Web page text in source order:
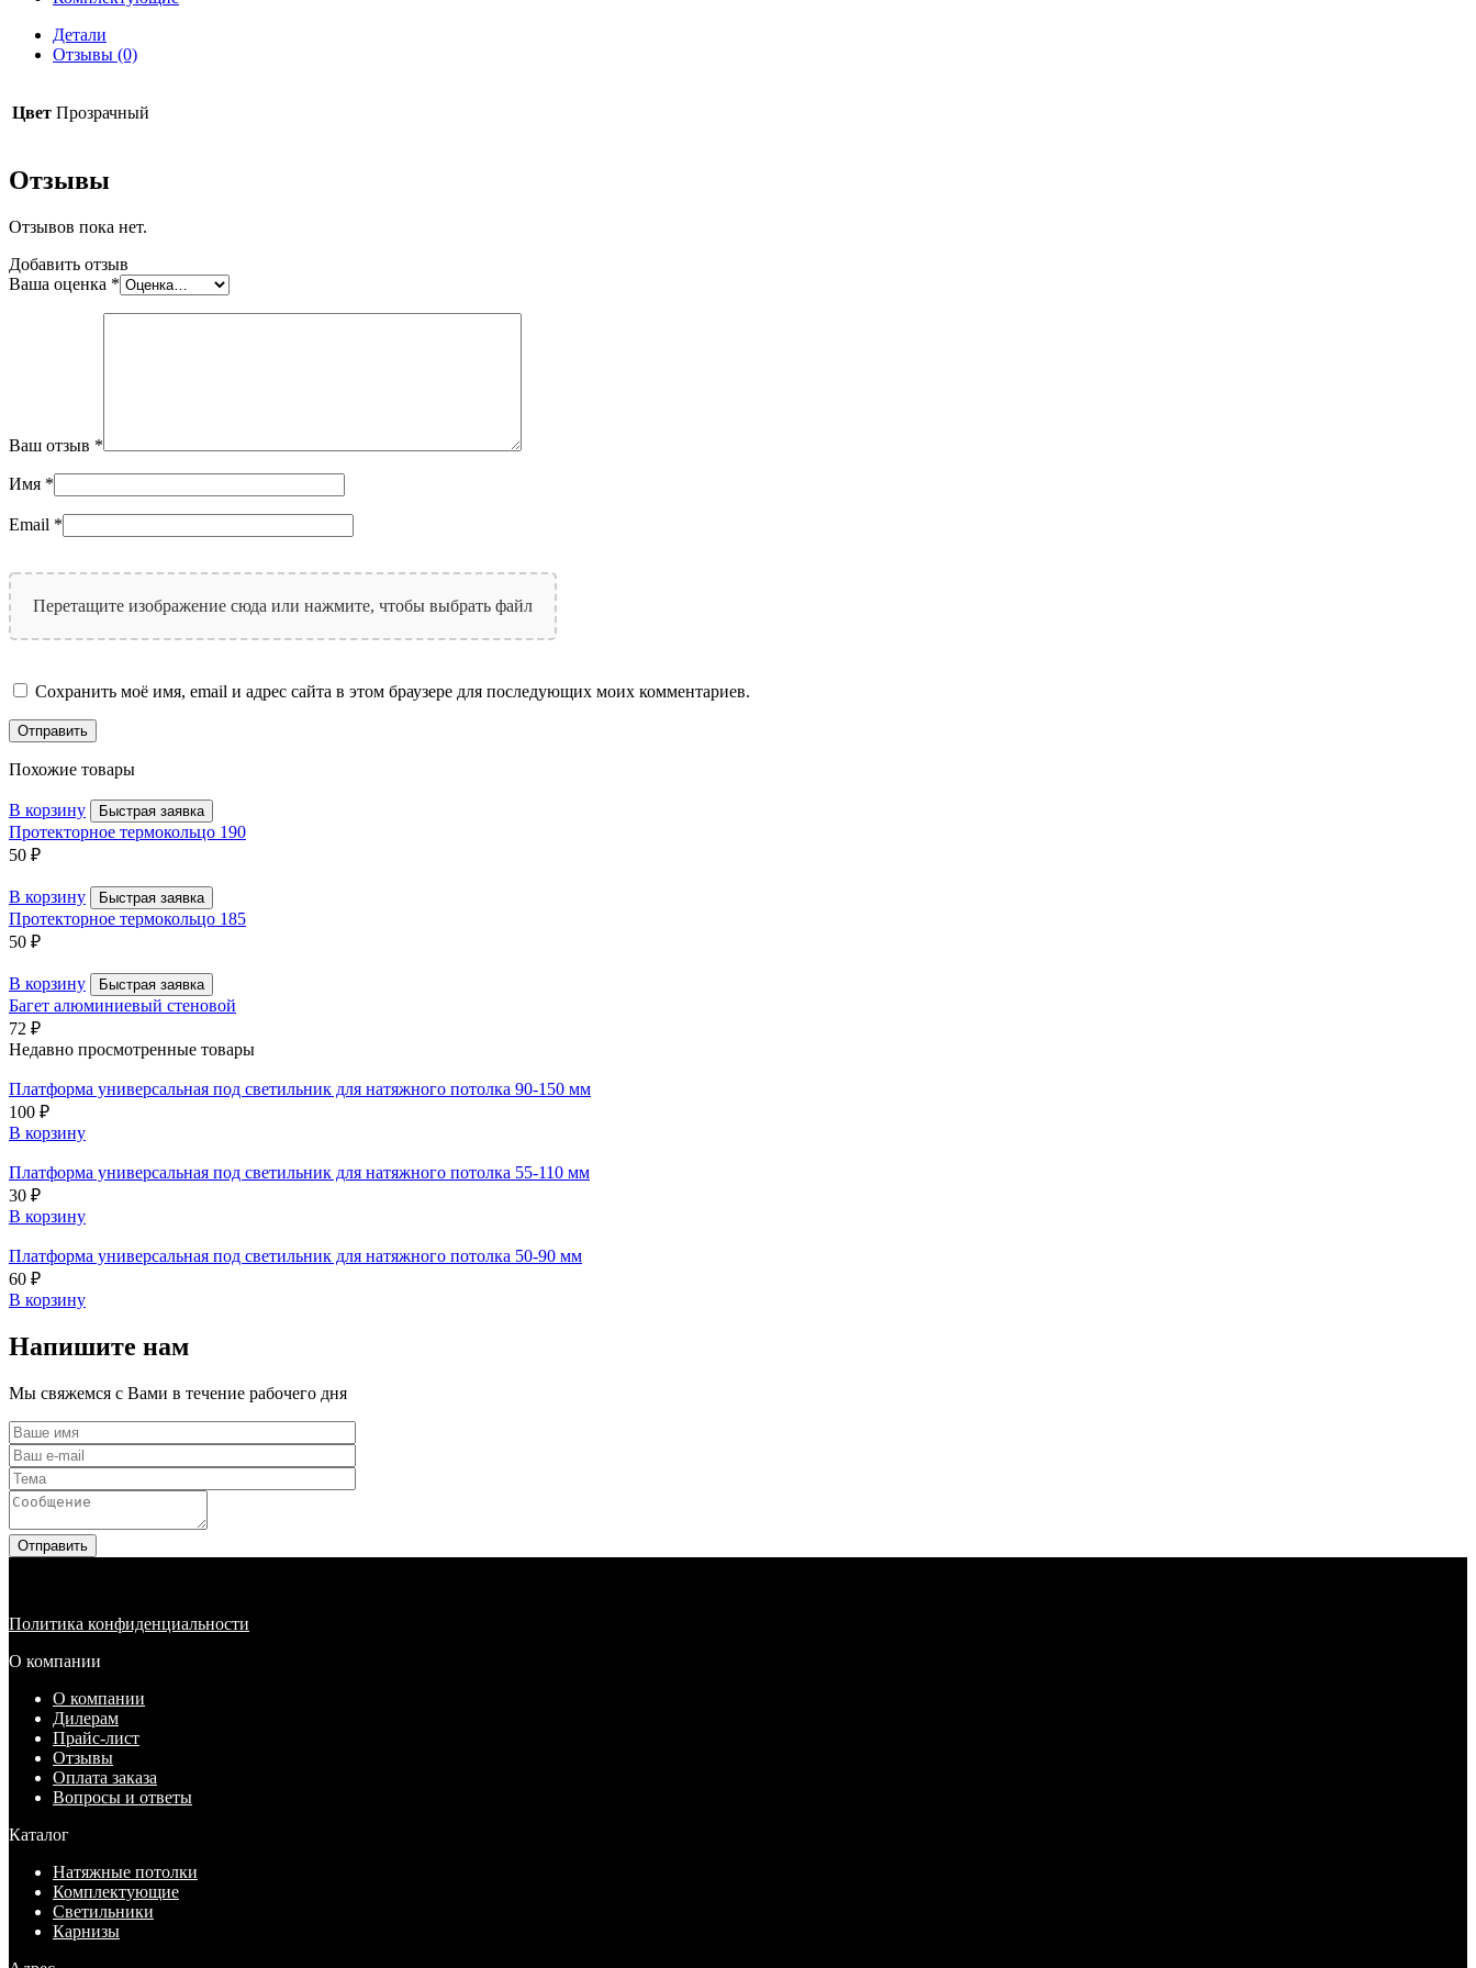
Детали
Отзывы (0)
Цвет Прозрачный
Отзывы
Отзывов пока нет.
Добавить отзыв
Ваша оценка *
Ваш отзыв *
Имя *
Email *
Перетащите изображение сюда или нажмите, чтобы выбрать файл
Сохранить моё имя, email и адрес сайта в этом браузере для последующих моих комментариев.
Похожие товары
В корзину Быстрая заявка
Протекторное термокольцо 190
50 ₽
В корзину Быстрая заявка
Протекторное термокольцо 185
50 ₽
В корзину Быстрая заявка
Багет алюминиевый стеновой
72 ₽
Недавно просмотренные товары
Платформа универсальная под светильник для натяжного потолка 90-150 мм
100 ₽
В корзину
Платформа универсальная под светильник для натяжного потолка 55-110 мм
30 ₽
В корзину
Платформа универсальная под светильник для натяжного потолка 50-90 мм
60 ₽
В корзину
Напишите нам
Мы свяжемся с Вами в течение рабочего дня
Отправить
Политика конфиденциальности
О компании
О компании
Дилерам
Прайс-лист
Отзывы
Оплата заказа
Вопросы и ответы
Каталог
Натяжные потолки
Комплектующие
Светильники
Карнизы